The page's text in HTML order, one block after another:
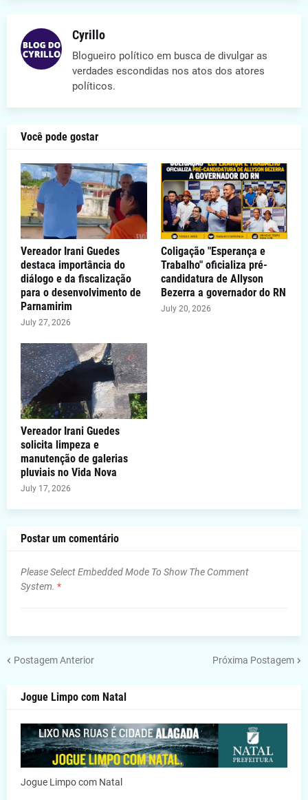
Cyrillo
Blogueiro político em busca de divulgar as
verdades escondidas nos atos dos atores
políticos.
Você pode gostar
Vereador Irani Guedes
destaca importância do
diálogo e da fiscalização
para o desenvolvimento de
Parnamirim
July 27, 2026
Coligação "Esperança e
Trabalho" oficializa pré-
candidatura de Allyson
Bezerra a governador do RN
July 20, 2026
Vereador Irani Guedes
solicita limpeza e
manutenção de galerias
pluviais no Vida Nova
July 17, 2026
Postar um comentário
Please Select Embedded Mode To Show The Comment
System. *
Postagem Anterior Próxima Postagem
Jogue Limpo com Natal
Jogue Limpo com Natal